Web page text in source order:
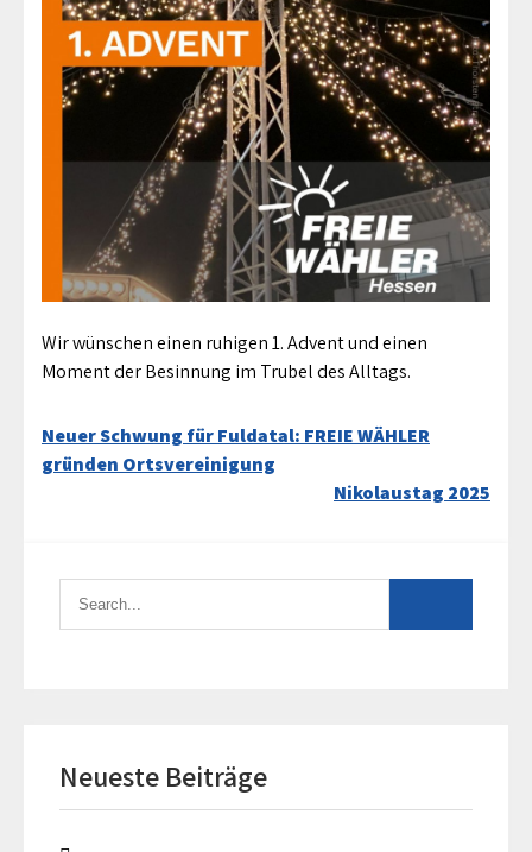
Wir wünschen einen ruhigen 1. Advent und einen
Moment der Besinnung im Trubel des Alltags.
Beitragsnavigation
Neuer Schwung für Fuldatal: FREIE WÄHLER
gründen Ortsvereinigung
Nikolaustag 2025
Neueste Beiträge